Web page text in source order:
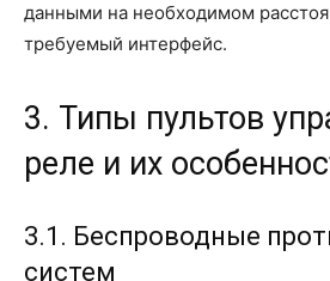
данными на необходимом
требуемый интерфейс.
3. Типы пультов
реле и их
3.1. Беспроводные
систем